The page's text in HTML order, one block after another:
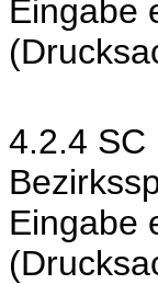
Eingabe
4.2.4 SC
Eingabe